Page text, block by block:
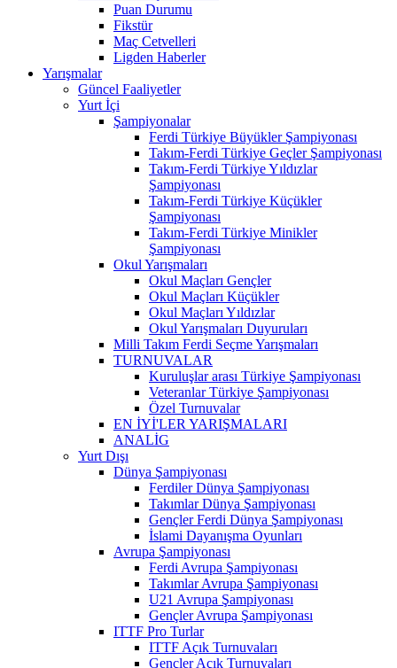
Puan Durumu
Fikstür
Maç Cetvelleri
Ligden Haberler
Yarışmalar
Güncel Faaliyetler
Yurt İçi
Şampiyonalar
Ferdi Türkiye Büyükler Şampiyonası
Takım-Ferdi Türkiye Geçler Şampiyonası
Takım-Ferdi Türkiye Yıldızlar
Şampiyonası
Takım-Ferdi Türkiye Küçükler
Şampiyonası
Takım-Ferdi Türkiye Minikler
Şampiyonası
Okul Yarışmaları
Okul Maçları Gençler
Okul Maçları Küçükler
Okul Maçları Yıldızlar
Okul Yarışmaları Duyuruları
Milli Takım Ferdi Seçme Yarışmaları
TURNUVALAR
Kuruluşlar arası Türkiye Şampiyonası
Veteranlar Türkiye Şampiyonası
Özel Turnuvalar
EN İYİ'LER YARIŞMALARI
ANALİG
Yurt Dışı
Dünya Şampiyonası
Ferdiler Dünya Şampiyonası
Takımlar Dünya Şampiyonası
Gençler Ferdi Dünya Şampiyonası
İslami Dayanışma Oyunları
Avrupa Şampiyonası
Ferdi Avrupa Şampiyonası
Takımlar Avrupa Şampiyonası
U21 Avrupa Şampiyonası
Gençler Avrupa Şampiyonası
ITTF Pro Turlar
ITTF Açık Turnuvaları
Gençler Açık Turnuvaları